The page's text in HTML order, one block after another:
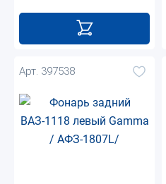
Арт. 397538